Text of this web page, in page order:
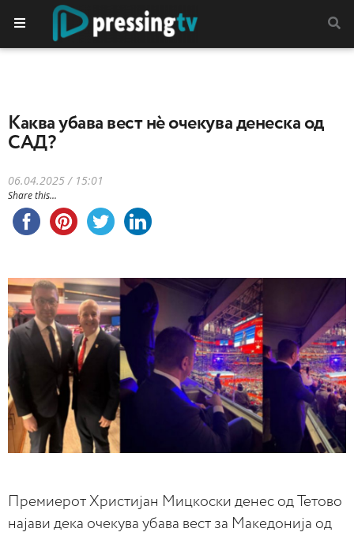
Каква убава вест нѐ очекува денеска од
САД?
06.04.2025 / 15:01
Share this...
Премиерот Христијан Мицкоски денес од Тетово
најави дека очекува убава вест за Македонија од